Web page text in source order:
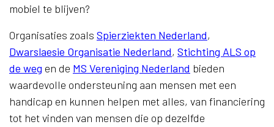
mobiel te blijven?
Organisaties zoals Spierziekten Nederland,
Dwarslaesie Organisatie Nederland, Stichting ALS op
de weg en de MS Vereniging Nederland bieden
waardevolle ondersteuning aan mensen met een
handicap en kunnen helpen met alles, van financiering
tot het vinden van mensen die op dezelfde